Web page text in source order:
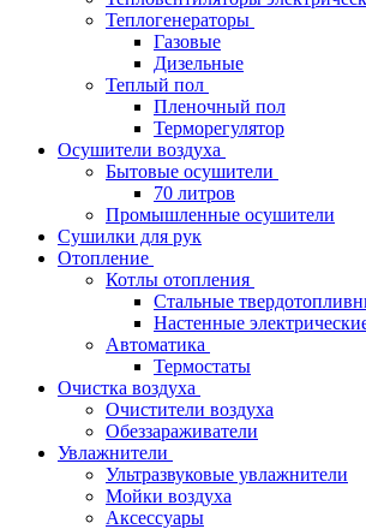
Теплогенераторы
Газовые
Дизельные
Теплый пол
Пленочный пол
Терморегулятор
Осушители воздуха
Бытовые осушители
70 литров
Промышленные осушители
Сушилки для рук
Отопление
Котлы отопления
Стальные
Настенные
Автоматика
Термостаты
Очистка воздуха
Очистители воздуха
Обеззараживатели
Увлажнители
Ультразвуковые увлажнители
Мойки воздуха
Аксессуары